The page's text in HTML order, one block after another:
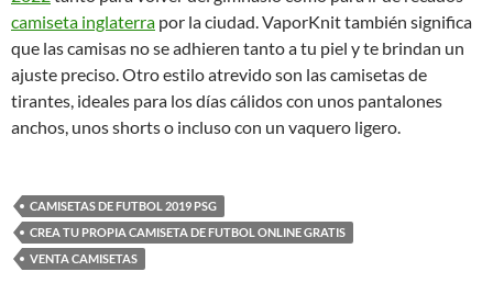
camiseta inglaterra por la ciudad. VaporKnit también significa
que las camisas no se adhieren tanto a tu piel y te brindan un
ajuste preciso. Otro estilo atrevido son las camisetas de
tirantes, ideales para los días cálidos con unos pantalones
anchos, unos shorts o incluso con un vaquero ligero.
CAMISETAS DE FUTBOL 2019 PSG
CREA TU PROPIA CAMISETA DE FUTBOL ONLINE GRATIS
VENTA CAMISETAS